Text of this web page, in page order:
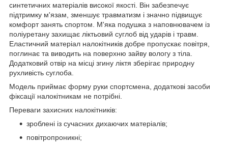
синтетичних матеріалів високої якості. Він забезпечує
підтримку м'язам, зменшує травматизм і значно підвищує
комфорт занять спортом. М'яка подушка з наповнювачем із
поліуретану захищає ліктьовий суглоб від ударів і травм.
Еластичний матеріал налокітників добре пропускає повітря,
поглинає та виводить на поверхню зайву вологу з тіла.
Додатковий отвір на місці згину ліктя зберігає природну
рухливість суглоба.
Модель приймає форму руки спортсмена, додаткові засоби
фіксації налокітникам не потрібні.
Переваги захисних налокітників:
зроблені із сучасних дихаючих матеріалів;
повітропроникні;